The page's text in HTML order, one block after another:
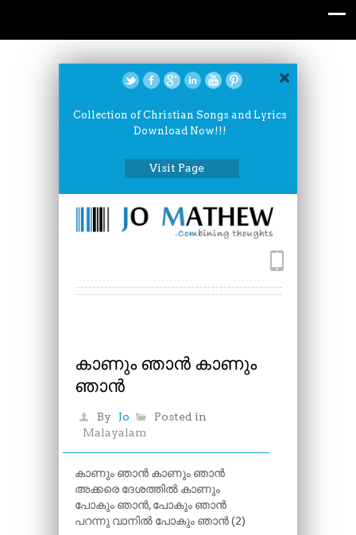
Collection of Christian Songs and Lyrics
Download Now!!!
Visit Page
കാണും ഞാൻ കാണും
ഞാൻ
By Jo
Posted in
Malayalam
കാണും ഞാൻ കാണും ഞാൻ
അക്കരെ ദേശത്തിൽ കാണും
പോകും ഞാൻ, പോകും ഞാൻ
പറന്നു വാനിൽ പോകും ഞാൻ (2)